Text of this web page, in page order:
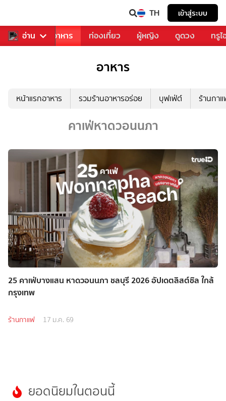
TH เข้าสู่ระบบ
อ่าน
การเพลง อาหาร ท่องเที่ยว ผู้หญิง ดูดวง ทรู
อาหาร
หน้าแรกอาหาร รวมร้านอาหารอร่อย บุฟเฟ่ต์ ร้านกา
คาเฟ่หาดวอนนภา
25 คาเฟ่บางแสน หาดวอนนภา ชลบุรี 2026 อัปเดตลิสต์ชิล ใกล้
กรุงเทพ
ร้านกาแฟ 17 ม.ค. 69
ยอดนิยมในตอนนี้